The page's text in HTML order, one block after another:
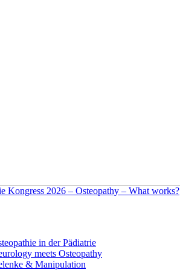
Kongress 2026 – Osteopathy – What works?
in der Pädiatrie
meets Osteopathy
& Manipulation